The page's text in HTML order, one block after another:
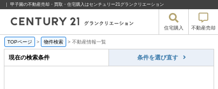
｜ 甲子園の不動産売却・買取・住宅購入はセンチュリー21グランクリエーション
住宅購入 不動産売却
TOPページ > 物件検索 > 不動産情報一覧
現在の検索条件 条件を選び直す